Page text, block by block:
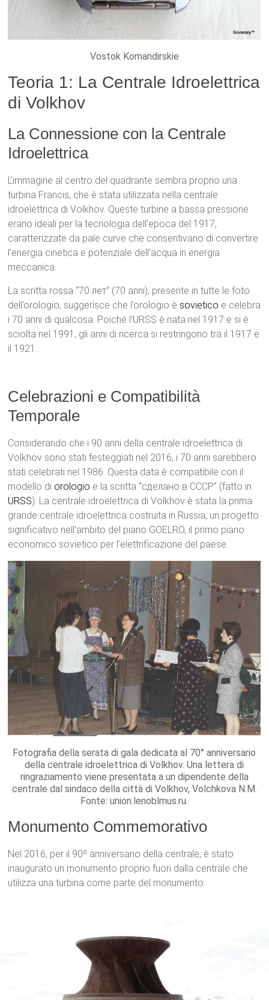
Vostok Komandirskie
Teoria 1: La Centrale Idroelettrica
di Volkhov
La Connessione con la Centrale
Idroelettrica
L’immagine al centro del quadrante sembra proprio una
turbina Francis, che è stata utilizzata nella centrale
idroelettrica di Volkhov. Queste turbine a bassa pressione
erano ideali per la tecnologia dell’epoca del 1917,
caratterizzate da pale curve che consentivano di convertire
l’energia cinetica e potenziale dell’acqua in energia
meccanica.
La scritta rossa “70 лет” (70 anni), presente in tutte le foto
dell’orologio, suggerisce che l’orologio è sovietico e celebra
i 70 anni di qualcosa. Poiché l’URSS è nata nel 1917 e si è
sciolta nel 1991, gli anni di ricerca si restringono tra il 1917 e
il 1921.
Celebrazioni e Compatibilità
Temporale
Considerando che i 90 anni della centrale idroelettrica di
Volkhov sono stati festeggiati nel 2016, i 70 anni sarebbero
stati celebrati nel 1986. Questa data è compatibile con il
modello di orologio e la scritta “сделано в СССР” (fatto in
URSS). La centrale idroelettrica di Volkhov è stata la prima
grande centrale idroelettrica costruita in Russia, un progetto
significativo nell’ambito del piano GOELRO, il primo piano
economico sovietico per l’elettrificazione del paese.
Fotografia della serata di gala dedicata al 70° anniversario
della centrale idroelettrica di Volkhov. Una lettera di
ringraziamento viene presentata a un dipendente della
centrale dal sindaco della città di Volkhov, Volchkova N.M.
Fonte: union.lenoblmus.ru.
Monumento Commemorativo
Nel 2016, per il 90º anniversario della centrale, è stato
inaugurato un monumento proprio fuori dalla centrale che
utilizza una turbina come parte del monumento.